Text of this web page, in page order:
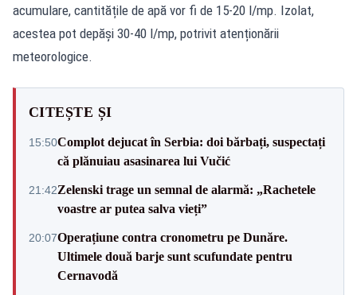
acumulare, cantitățile de apă vor fi de 15-20 l/mp. Izolat,
acestea pot depăși 30-40 l/mp, potrivit atenționării
meteorologice.
CITEȘTE ȘI
15:50Complot dejucat în Serbia: doi bărbați, suspectați
că plănuiau asasinarea lui Vučić
21:42Zelenski trage un semnal de alarmă: „Rachetele
voastre ar putea salva vieți”
20:07Operațiune contra cronometru pe Dunăre.
Ultimele două barje sunt scufundate pentru
Cernavodă